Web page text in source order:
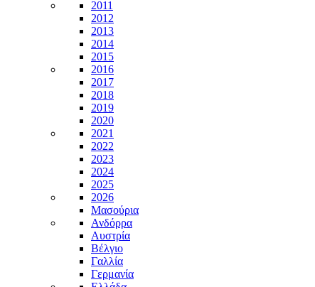
2011
2012
2013
2014
2015
2016
2017
2018
2019
2020
2021
2022
2023
2024
2025
2026
Μασούρια
Ανδόρρα
Αυστρία
Βέλγιο
Γαλλία
Γερμανία